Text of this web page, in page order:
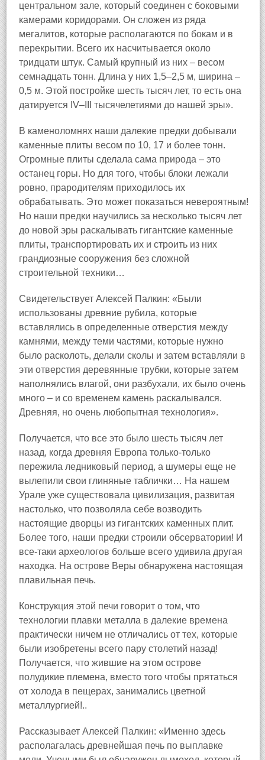
центральном зале, который соединен с боковыми
камерами коридорами. Он сложен из ряда
мегалитов, которые располагаются по бокам и в
перекрытии. Всего их насчитывается около
тридцати штук. Самый крупный из них – весом
семнадцать тонн. Длина у них 1,5–2,5 м, ширина –
0,5 м. Этой постройке шесть тысяч лет, то есть она
датируется IV–III тысячелетиями до нашей эры».
В каменоломнях наши далекие предки добывали
каменные плиты весом по 10, 17 и более тонн.
Огромные плиты сделала сама природа – это
останец горы. Но для того, чтобы блоки лежали
ровно, прародителям приходилось их
обрабатывать. Это может показаться невероятным!
Но наши предки научились за несколько тысяч лет
до новой эры раскалывать гигантские каменные
плиты, транспортировать их и строить из них
грандиозные сооружения без сложной
строительной техники…
Свидетельствует Алексей Палкин: «Были
использованы древние рубила, которые
вставлялись в определенные отверстия между
камнями, между теми частями, которые нужно
было расколоть, делали сколы и затем вставляли в
эти отверстия деревянные трубки, которые затем
наполнялись влагой, они разбухали, их было очень
много – и со временем камень раскалывался.
Древняя, но очень любопытная технология».
Получается, что все это было шесть тысяч лет
назад, когда древняя Европа только-только
пережила ледниковый период, а шумеры еще не
вылепили свои глиняные таблички… На нашем
Урале уже существовала цивилизация, развитая
настолько, что позволяла себе возводить
настоящие дворцы из гигантских каменных плит.
Более того, наши предки строили обсерватории! И
все-таки археологов больше всего удивила другая
находка. На острове Веры обнаружена настоящая
плавильная печь.
Конструкция этой печи говорит о том, что
технологии плавки металла в далекие времена
практически ничем не отличались от тех, которые
были изобретены всего пару столетий назад!
Получается, что жившие на этом острове
полудикие племена, вместо того чтобы прятаться
от холода в пещерах, занимались цветной
металлургией!..
Рассказывает Алексей Палкин: «Именно здесь
располагалась древнейшая печь по выплавке